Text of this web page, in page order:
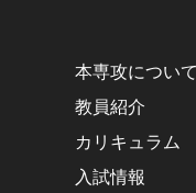
本専攻について
教員紹介
カリキュラム
入試情報